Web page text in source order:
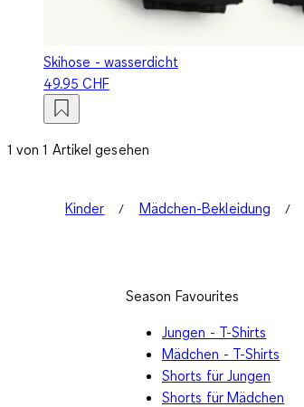
Skihose - wasserdicht
49.95 CHF
1 von 1 Artikel gesehen
Kinder Mädchen-Bekleidung
Season Favourites
Jungen - T-Shirts
Mädchen - T-Shirts
Shorts für Jungen
Shorts für Mädchen